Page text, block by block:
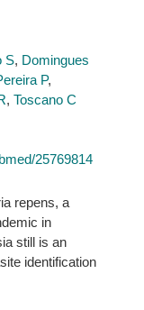
S, Domingues
P,
, Toscano C
25769814
repens, a
in
still is an
identification